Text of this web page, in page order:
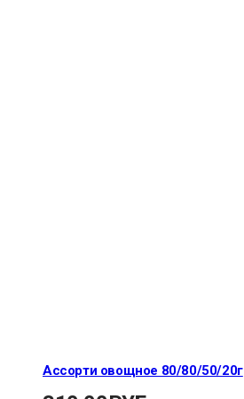
Ассорти овощное 80/80/50/20г